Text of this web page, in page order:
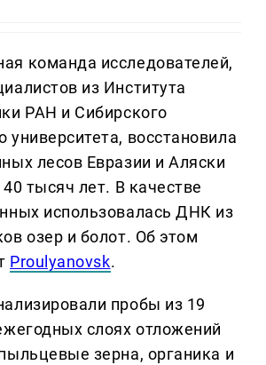
команда исследователей,
из Института
РАН и Сибирского
университета, восстановила
лесов Евразии и Аляски
тысяч лет. В качестве
использовалась ДНК из
озер и болот. Об этом
Proulyanovsk.
пробы из 19
слоях отложений
зерна, органика и